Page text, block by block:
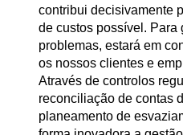
contribui decisivamente
de custos possível. Para
problemas, estará em
os nossos clientes e
Através de controlos
reconciliação de contas
planeamento de